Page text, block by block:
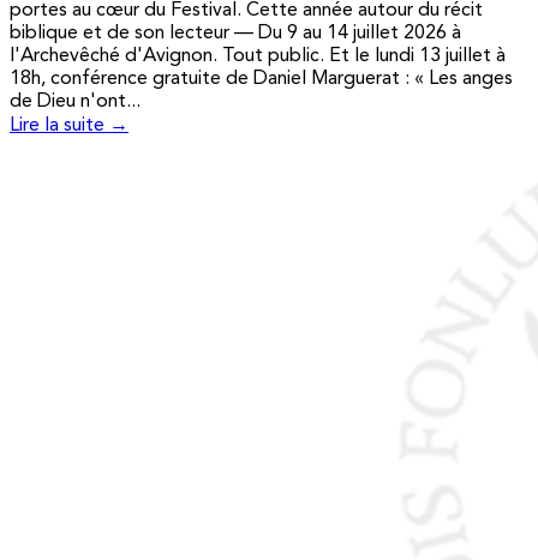
portes au cœur du Festival. Cette année autour du récit
biblique et de son lecteur — Du 9 au 14 juillet 2026 à
l'Archevêché d'Avignon. Tout public. Et le lundi 13 juillet à
18h, conférence gratuite de Daniel Marguerat : « Les anges
de Dieu n'ont...
Lire la suite →